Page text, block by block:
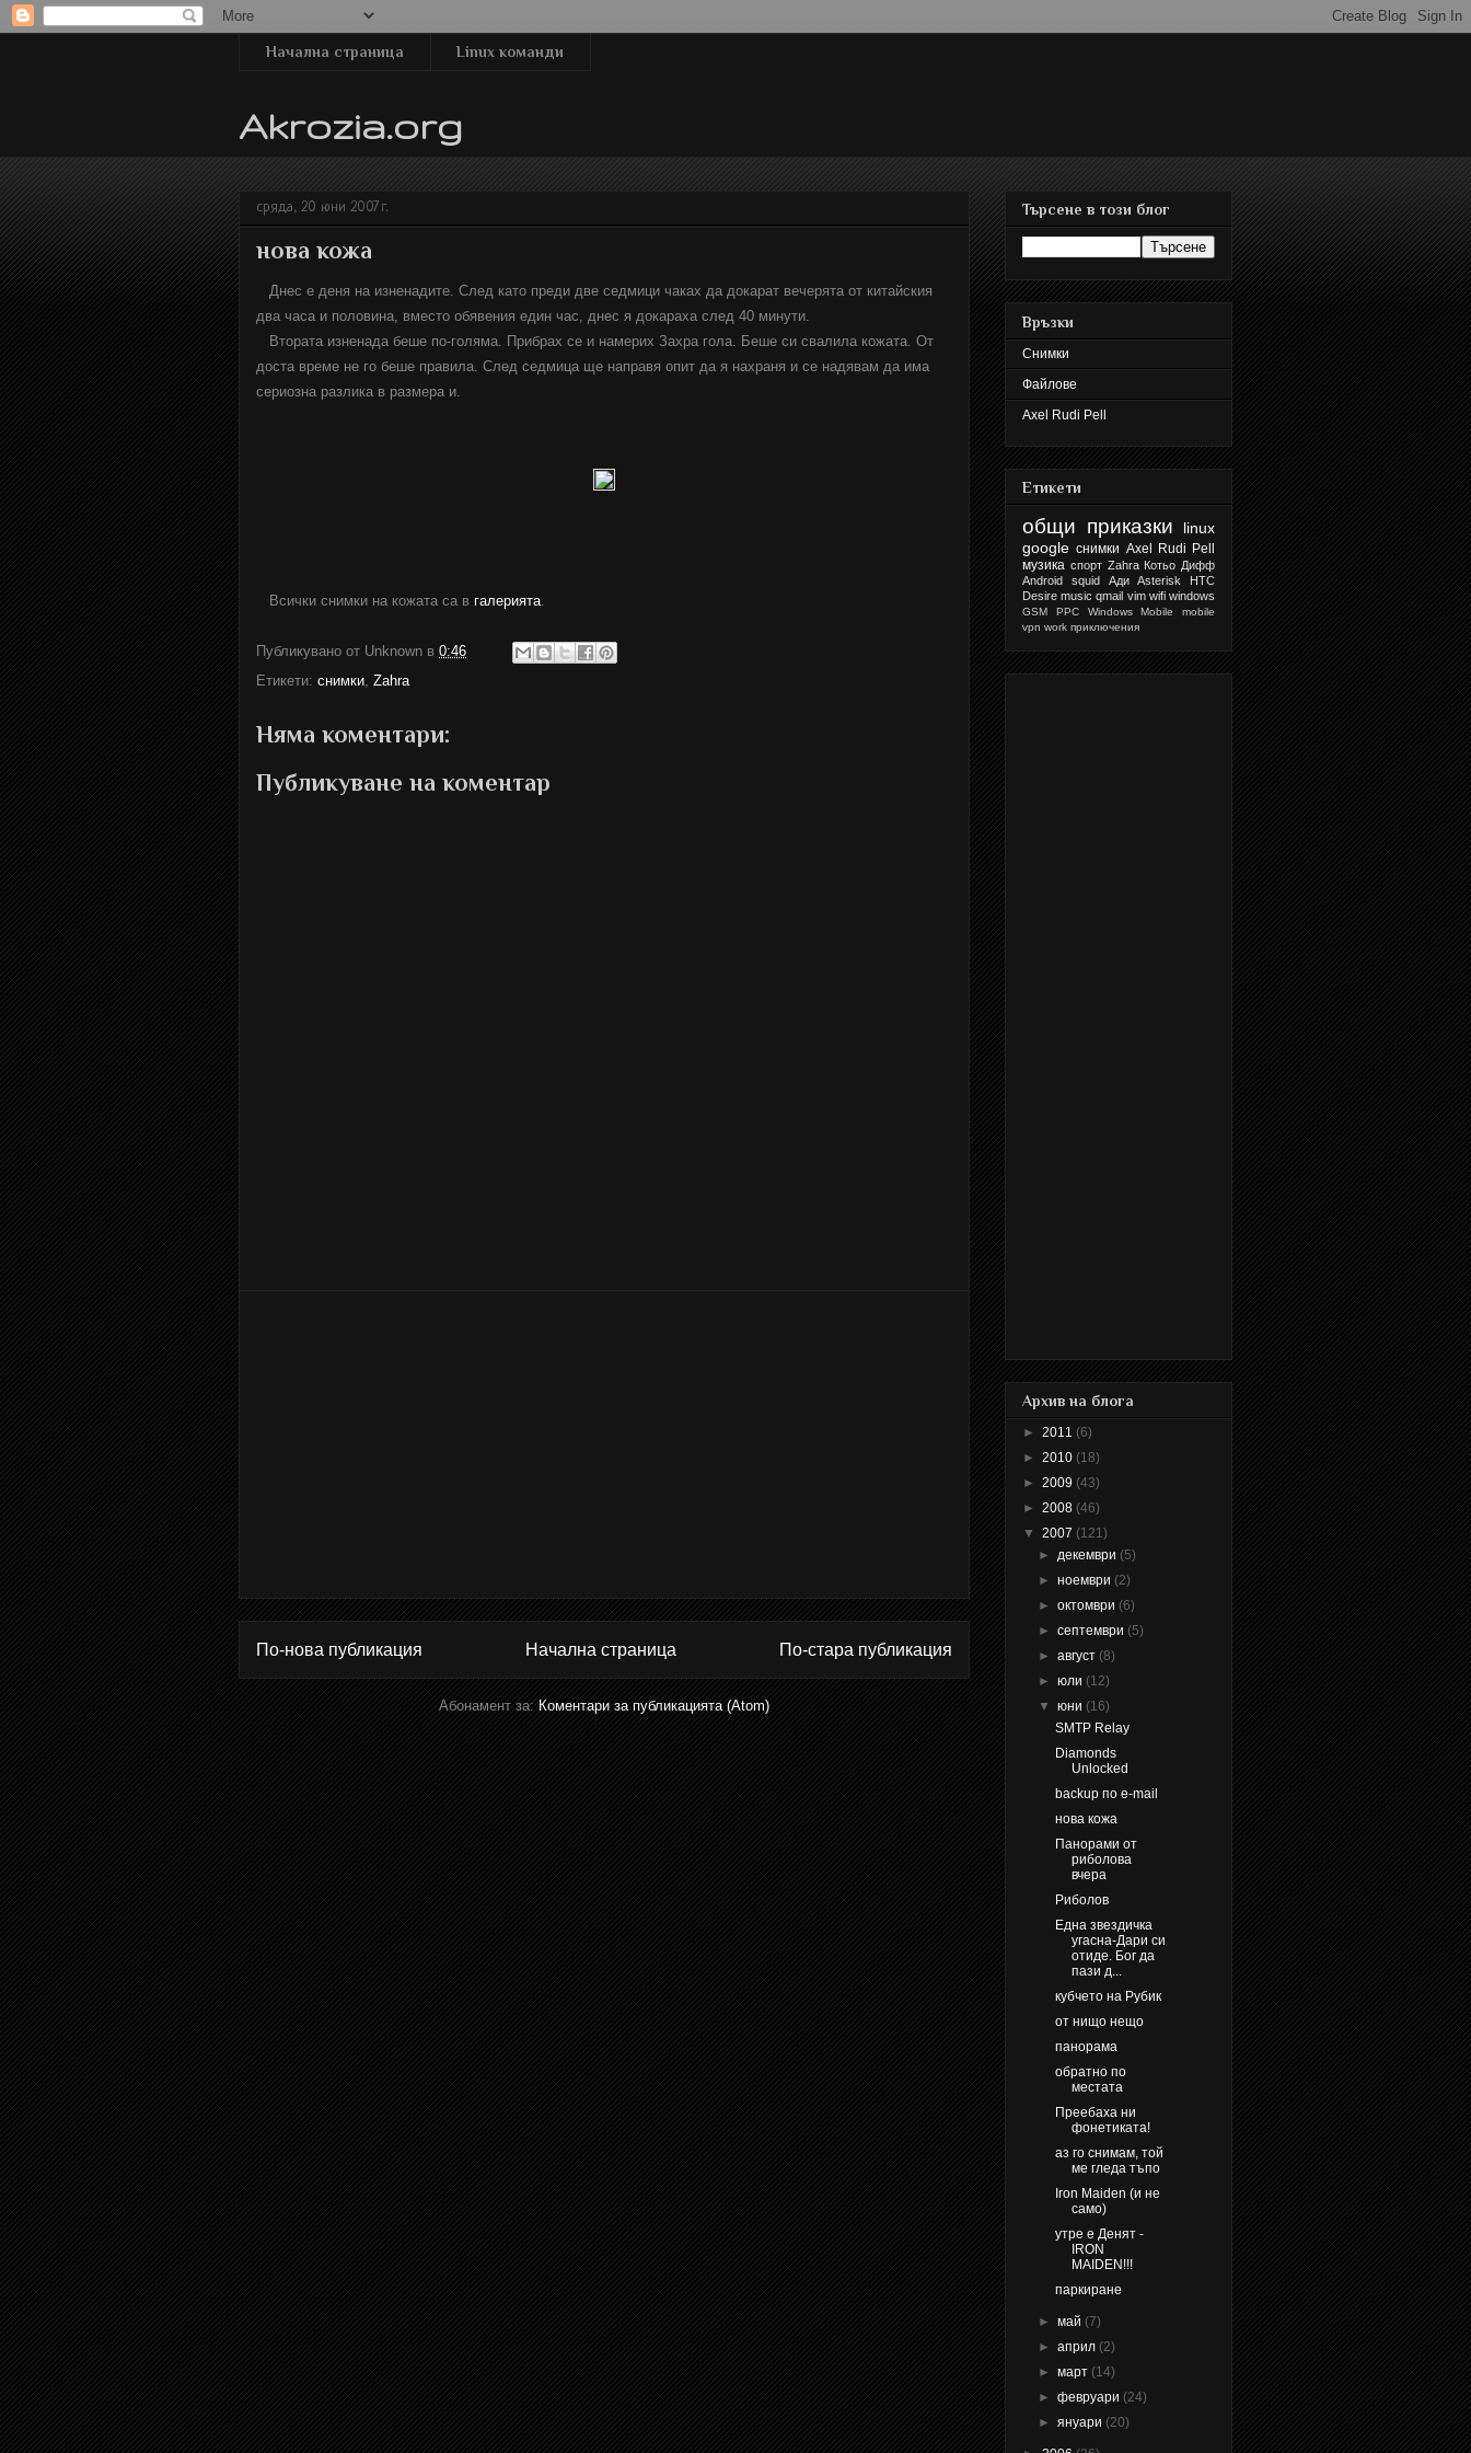
Начална страница Linux команди
Akrozia.org
сряда, 20 юни 2007 г.
нова кожа
Днес е деня на изненадите. След като преди две седмици чаках да докарат вечерята от китайския
два часа и половина, вместо обявения един час, днес я докараха след 40 минути.
Втората изненада беше по-голяма. Прибрах се и намерих Захра гола. Беше си свалила кожата. От
доста време не го беше правила. След седмица ще направя опит да я нахраня и се надявам да има
сериозна разлика в размера и.
Всички снимки на кожата са в галерията
Публикувано от Unknown в 0:46
Етикети: снимки Zahra
Няма коментари:
Публикуване на коментар
По-нова публикация По-стара публикация
Начална страница
Абонамент за:Коментари за публикацията (Atom)
Търсене в този блог
Връзки
Снимки
Файлове
Axel Rudi Pell
Етикети
общи приказки
linux
google снимки Axel Rudi Pell
музика спорт Zahra Котьо Дифф
Android
squid Ади Asterisk
HTC
Desire music qmail vim wifi windows
GSM PPC Windows Mobile
mobile
vpn work приключения
Архив на блога
► 2011 (6)
► 2010 (18)
► 2009 (43)
► 2008 (46)
▼ 2007 (121)
►декември (5)
►ноември (2)
►октомври (6)
►септември (5)
►август (8)
►юли (12)
▼юни (16)
SMTP Relay
Diamonds
Unlocked
backup по e-mail
нова кожа
Панорами от
риболова
вчера
Риболов
Една звездичка
угасна-Дари си
отиде. Бог да
пази д...
кубчето на Рубик
от нищо нещо
панорама
обратно по
местата
Преебаха ни
фонетиката!
аз го снимам, той
ме гледа тъпо
Iron Maiden (и не
само)
утре е Денят -
IRON
MAIDEN!!!
паркиране
►май (7)
►април (2)
►март (14)
►февруари (24)
►януари (20)